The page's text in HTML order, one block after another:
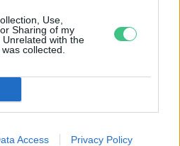
Use,
Sharing of my
with the
collected.
Access Privacy Policy
növényekkel, így arborétumokkal